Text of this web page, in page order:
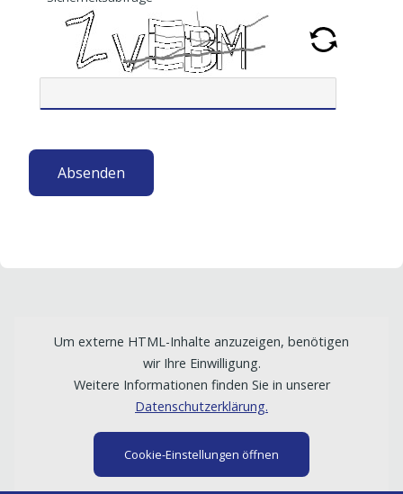
Absenden
Um externe HTML-Inhalte anzuzeigen, benötigen
wir Ihre Einwilligung.
Weitere Informationen finden Sie in unserer
Datenschutzerklärung.
Cookie-Einstellungen öffnen